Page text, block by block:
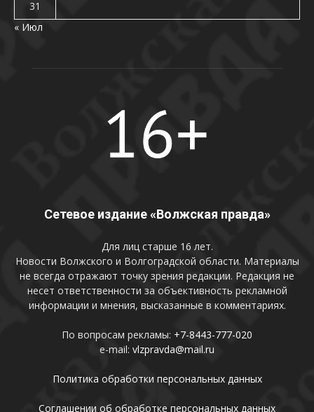
31
« Июл
Сетевое издание «Волжская правда»
Для лиц старше 16 лет.
Новости Волжского и Волгоградской области. Материалы
не всегда отражают точку зрения редакции. Редакция не
несет ответственности за объективность рекламной
информации и мнения, высказанные в комментариях.
По вопросам рекламы: +7-8443-777-020
e-mail: vlzpravda@mail.ru
Политика обработки персональных данных
Соглашении об обработке персональных данных